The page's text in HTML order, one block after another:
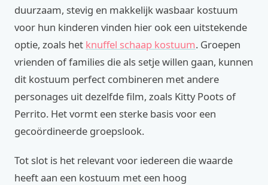
duurzaam, stevig en makkelijk wasbaar kostuum
voor hun kinderen vinden hier ook een uitstekende
optie, zoals het knuffel schaap kostuum. Groepen
vrienden of families die als setje willen gaan, kunnen
dit kostuum perfect combineren met andere
personages uit dezelfde film, zoals Kitty Poots of
Perrito. Het vormt een sterke basis voor een
gecoördineerde groepslook.
Tot slot is het relevant voor iedereen die waarde
heeft aan een kostuum met een hoog